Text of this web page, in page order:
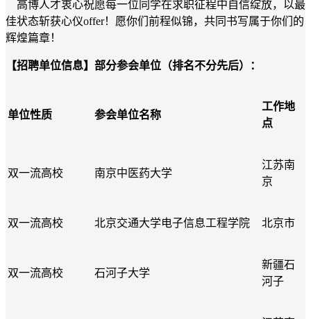
高博人才衷心祝愿每一位同学在求职征程中自信绽放，以最
佳状态斩获心仪offer！ 愿你们前程似锦，共同书写属于你们的
辉煌篇章！
【招聘单位信息】部分参会单位（排名不分先后）：
单位性质 参会单位名称
工作地
点
双一流高校 南京中医药大学
江苏南
京
双一流高校 北京交通大学电子信息工程学院 北京市
双一流高校 石河子大学
新疆石
河子